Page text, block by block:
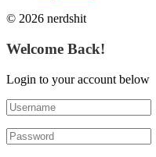
© 2026 nerdshit
Welcome Back!
Login to your account below